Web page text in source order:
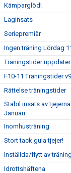
Kämparglöd!
Laginsats
Seriepremiär
Ingen träning Lördag
Träningstider
F10-11 Träningstider
Rättelse träningstider
Stabil insats av
Januari.
Inomhusträning
Stort tack gula tjejer!
Inställda/flytt av
Idrottshäftena